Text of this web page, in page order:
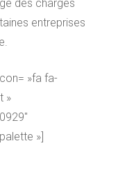
des charges
entreprises
»fa fa-
»
»]